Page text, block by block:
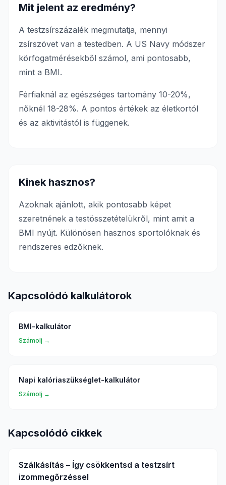
Mit jelent az eredmény?
A testzsírszázalék megmutatja, mennyi
zsírszövet van a testedben. A US Navy módszer
körfogatmérésekből számol, ami pontosabb,
mint a BMI.
Férfiaknál az egészséges tartomány 10-20%,
nőknél 18-28%. A pontos értékek az életkortól
és az aktivitástól is függenek.
Kinek hasznos?
Azoknak ajánlott, akik pontosabb képet
szeretnének a testösszetételükről, mint amit a
BMI nyújt. Különösen hasznos sportolóknak és
rendszeres edzőknek.
Kapcsolódó kalkulátorok
BMI-kalkulátor
Számolj →
Napi kalóriaszükséglet-kalkulátor
Számolj →
Kapcsolódó cikkek
Szálkásítás – Így csökkentsd a testzsírt
izommegőrzéssel